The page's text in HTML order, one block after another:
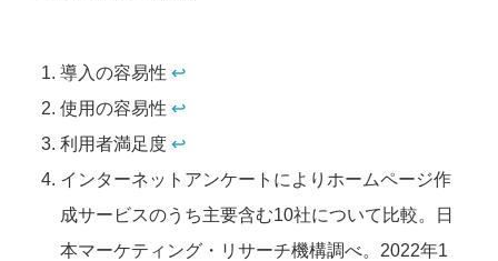
導入の容易性 ↩︎
使用の容易性 ↩︎
利用者満足度 ↩︎
インターネットアンケートによりホームページ作
成サービスのうち主要含む10社について比較。日
本マーケティング・リサーチ機構調べ。2022年1